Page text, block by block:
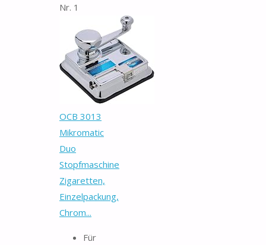
Nr. 1
OCB 3013
Mikromatic
Duo
Stopfmaschine
Zigaretten,
Einzelpackung,
Chrom...
Für